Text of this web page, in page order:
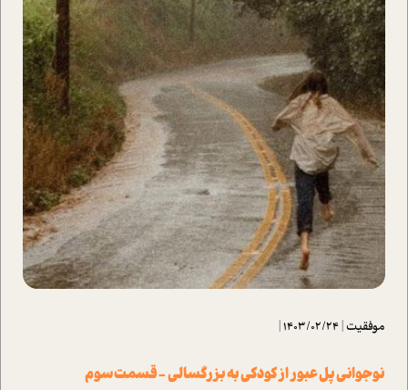
موفقیت|
1403/02/24
|
نوجوانی پل عبور از کودکی به بزرگسالی - قسمت سوم